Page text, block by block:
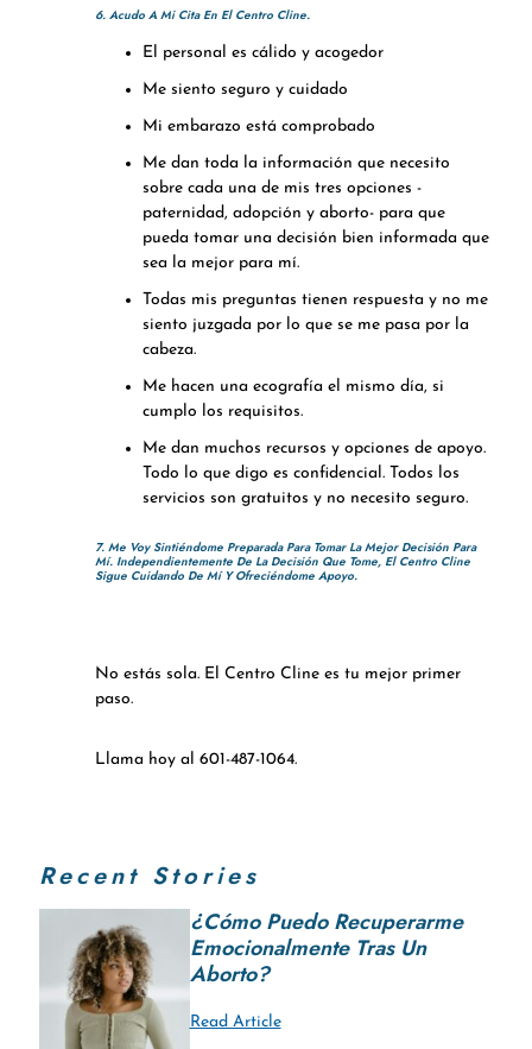
6. Acudo A Mi Cita En El Centro Cline.
El personal es cálido y acogedor
Me siento seguro y cuidado
Mi embarazo está comprobado
Me dan toda la información que necesito
sobre cada una de mis tres opciones -
paternidad, adopción y aborto- para que
pueda tomar una decisión bien informada que
sea la mejor para mí.
Todas mis preguntas tienen respuesta y no me
siento juzgada por lo que se me pasa por la
cabeza.
Me hacen una ecografía el mismo día, si
cumplo los requisitos.
Me dan muchos recursos y opciones de apoyo.
Todo lo que digo es confidencial. Todos los
servicios son gratuitos y no necesito seguro.
7. Me Voy Sintiéndome Preparada Para Tomar La Mejor Decisión Para
Mí. Independientemente De La Decisión Que Tome, El Centro Cline
Sigue Cuidando De Mí Y Ofreciéndome Apoyo.
No estás sola. El Centro Cline es tu mejor primer
paso.
Llama hoy al 601-487-1064.
Recent Stories
¿Cómo Puedo Recuperarme
Emocionalmente Tras Un
Aborto?
Read Article